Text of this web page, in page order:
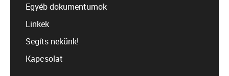
Egyéb dokumentumok
Linkek
Segíts nekünk!
Kapcsolat